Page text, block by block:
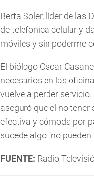
Berta Soler, líder de las
de telefónica celular y
móviles y sin poderme
El biólogo Oscar
necesarios en las
vuelve a perder
aseguró que el no
efectiva y cómoda por
sucede algo "no
FUENTE: Radio